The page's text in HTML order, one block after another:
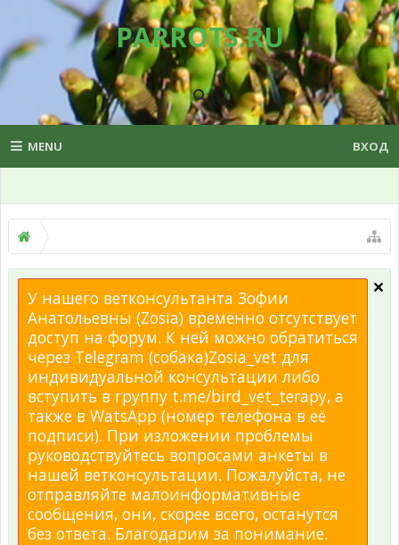
PARROTS.RU
MENU ВХОД
У нашего ветконсультанта Зофии
Анатольевны (Zosia) временно отсутствует
доступ на форум. К ней можно обратиться
через Telegram (собака)Zosia_vet для
индивидуальной консультации либо
вступить в группу t.me/bird_vet_terapy, а
также в WatsApp (номер телефона в её
подписи). При изложении проблемы
руководствуйтесь вопросами анкеты в
нашей ветконсультации. Пожалуйста, не
отправляйте малоинформативные
сообщения, они, скорее всего, останутся
без ответа. Благодарим за понимание.